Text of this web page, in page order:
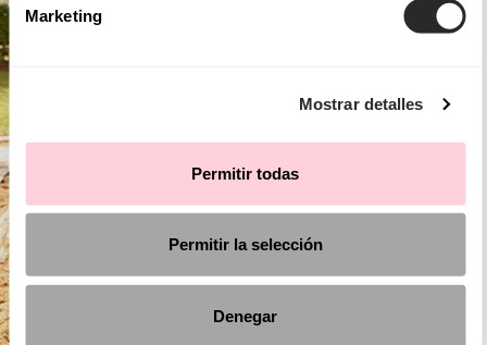
Marketing
Mostrar detalles
Permitir todas
Permitir la selección
Denegar